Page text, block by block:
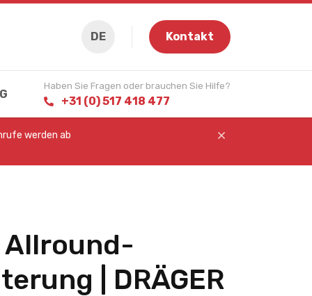
DE Kontakt
Haben Sie Fragen oder brauchen Sie Hilfe?
+31 (0) 517 418 477
werden ab
Allround-
| DRÄGER